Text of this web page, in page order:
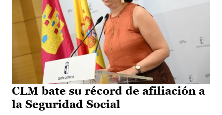
CLM bate su récord de afiliación a
la Seguridad Social